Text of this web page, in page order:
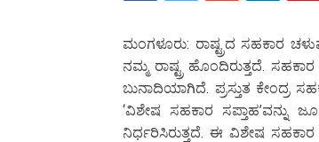
ಮಂಗಳೂರು: ರಾಷ್ಟ್ರದ ಸಹಕಾರ
ನಮ್ಮ ರಾಷ್ಟ್ರ ಹೊಂದಿರುತ್ತದೆ.
ಬುನಾದಿಯಾಗಿದೆ. ಪ್ರಸ್ತುತ ಕೇಂದ್ರ
‘ವಿಶೇಷ ಸಹಕಾರ
ನಿರ್ಧರಿಸಿರುತ್ತದೆ. ಈ ವಿಶೇಷ ಸಹಕಾರ